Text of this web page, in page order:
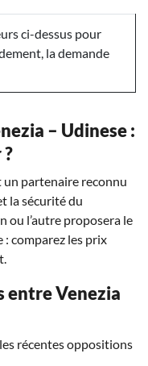
ci-dessus pour
la demande
– Udinese :
un partenaire reconnu
la sécurité du
ou l’autre proposera le
comparez les prix
Venezia
récentes oppositions